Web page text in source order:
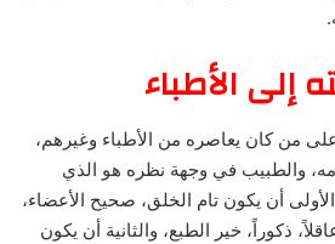
إلى الأطباء
من كان يعاصره من الأطباء وغيرهم،
والطبيب في وجهة نظره هو الذي
أن يكون تام الخلق، صحيح الأعضاء،
ذكوراً، خير الطبع، والثانية أن يكون